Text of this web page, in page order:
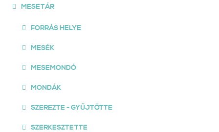
MESETÁR
FORRÁS HELYE
MESÉK
MESEMONDÓ
MONDÁK
SZEREZTE - GYŰJTÖTTE
SZERKESZTETTE